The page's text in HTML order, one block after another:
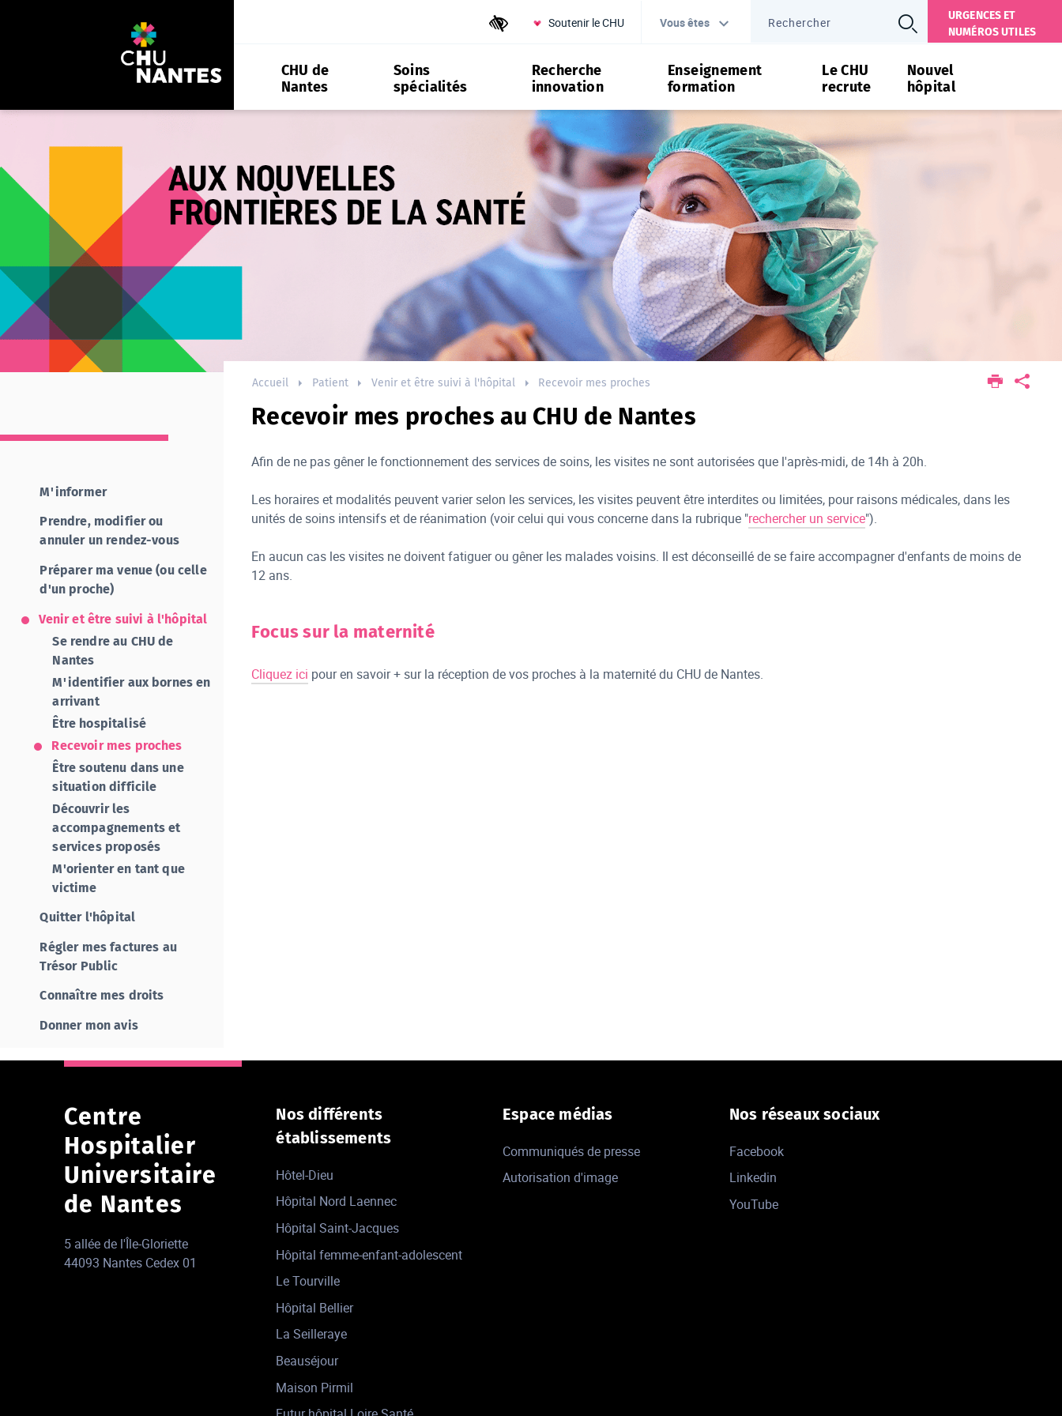
Outils d'accessibilité
Soutenir le CHU Vous êtes
URGENCES ET
NUMÉROS UTILES
CHU de
Nantes
Soins
spécialités
Recherche
innovation
Enseignement
formation
Le CHU
recrute
Nouvel
hôpital
Accueil Patient Venir et être suivi à l'hôpital Recevoir mes proches
Recevoir mes proches au CHU de Nantes
Afin de ne pas gêner le fonctionnement des services de soins, les visites ne sont autorisées que l'après-midi, de 14h à 20h.
Les horaires et modalités peuvent varier selon les services, les visites peuvent être interdites ou limitées, pour raisons médicales, dans les
unités de soins intensifs et de réanimation (voir celui qui vous concerne dans la rubrique "rechercher un service").
En aucun cas les visites ne doivent fatiguer ou gêner les malades voisins. Il est déconseillé de se faire accompagner d'enfants de moins de
12 ans.
Focus sur la maternité
Cliquez ici pour en savoir + sur la réception de vos proches à la maternité du CHU de Nantes.
M'informer
Prendre, modifier ou
annuler un rendez-vous
Préparer ma venue (ou celle
d'un proche)
Venir et être suivi à l'hôpital
Se rendre au CHU de
Nantes
M'identifier aux bornes en
arrivant
Être hospitalisé
Recevoir mes proches
Être soutenu dans une
situation difficile
Découvrir les
accompagnements et
services proposés
M'orienter en tant que
victime
Quitter l'hôpital
Régler mes factures au
Trésor Public
Connaître mes droits
Donner mon avis
Centre
Hospitalier
Universitaire
de Nantes
5 allée de l'Île-Gloriette
44093 Nantes Cedex 01
Nos différents
établissements
Hôtel-Dieu
Hôpital Nord Laennec
Hôpital Saint-Jacques
Hôpital femme-enfant-adolescent
Le Tourville
Hôpital Bellier
La Seilleraye
Beauséjour
Maison Pirmil
Espace médias
Communiqués de presse
Autorisation d'image
Nos réseaux sociaux
Facebook
Linkedin
YouTube